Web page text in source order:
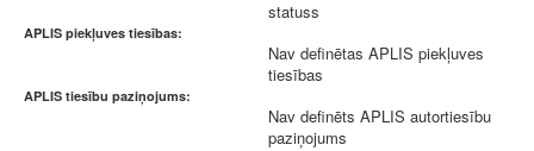
statuss
APLIS piekļuves tiesības:
Nav definētas APLIS piekļuves
tiesības
APLIS tiesību paziņojums:
Nav definēts APLIS autortiesību
paziņojums